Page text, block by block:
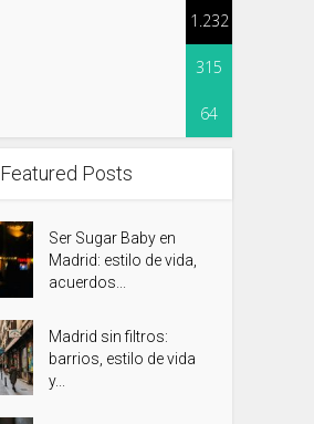
1.232
315
64
Featured Posts
Ser Sugar Baby en
Madrid: estilo de vida,
acuerdos...
Madrid sin filtros:
barrios, estilo de vida
y...